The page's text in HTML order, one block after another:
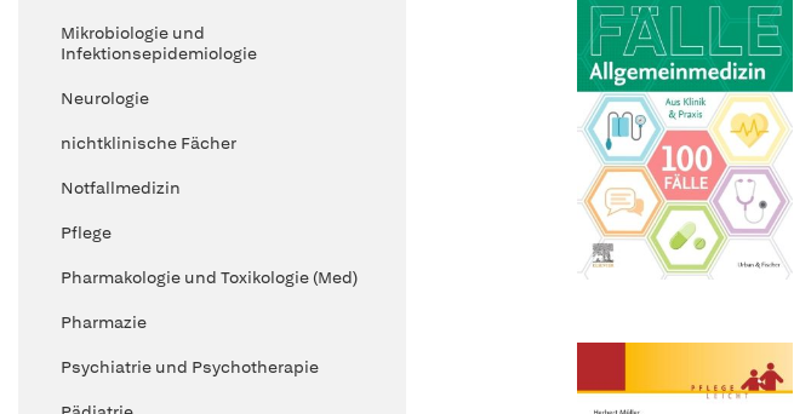
Mikrobiologie und
Infektionsepidemiologie
Neurologie
nichtklinische Fächer
Notfallmedizin
Pflege
Pharmakologie und Toxikologie (Med)
Pharmazie
Psychiatrie und Psychotherapie